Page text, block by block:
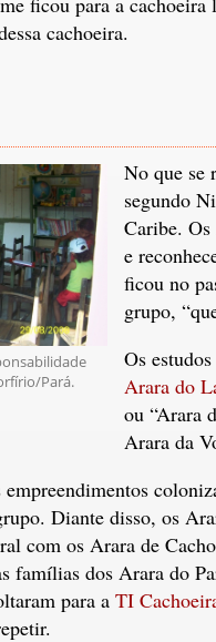
cachoeira.
Pará.
No que se
segundo
Caribe.
e
ficou no
grupo,
Os
Arara do
ou “Arara
Arara da
Diante disso, os
com os Arara de
famílias dos Arara do
para a TI